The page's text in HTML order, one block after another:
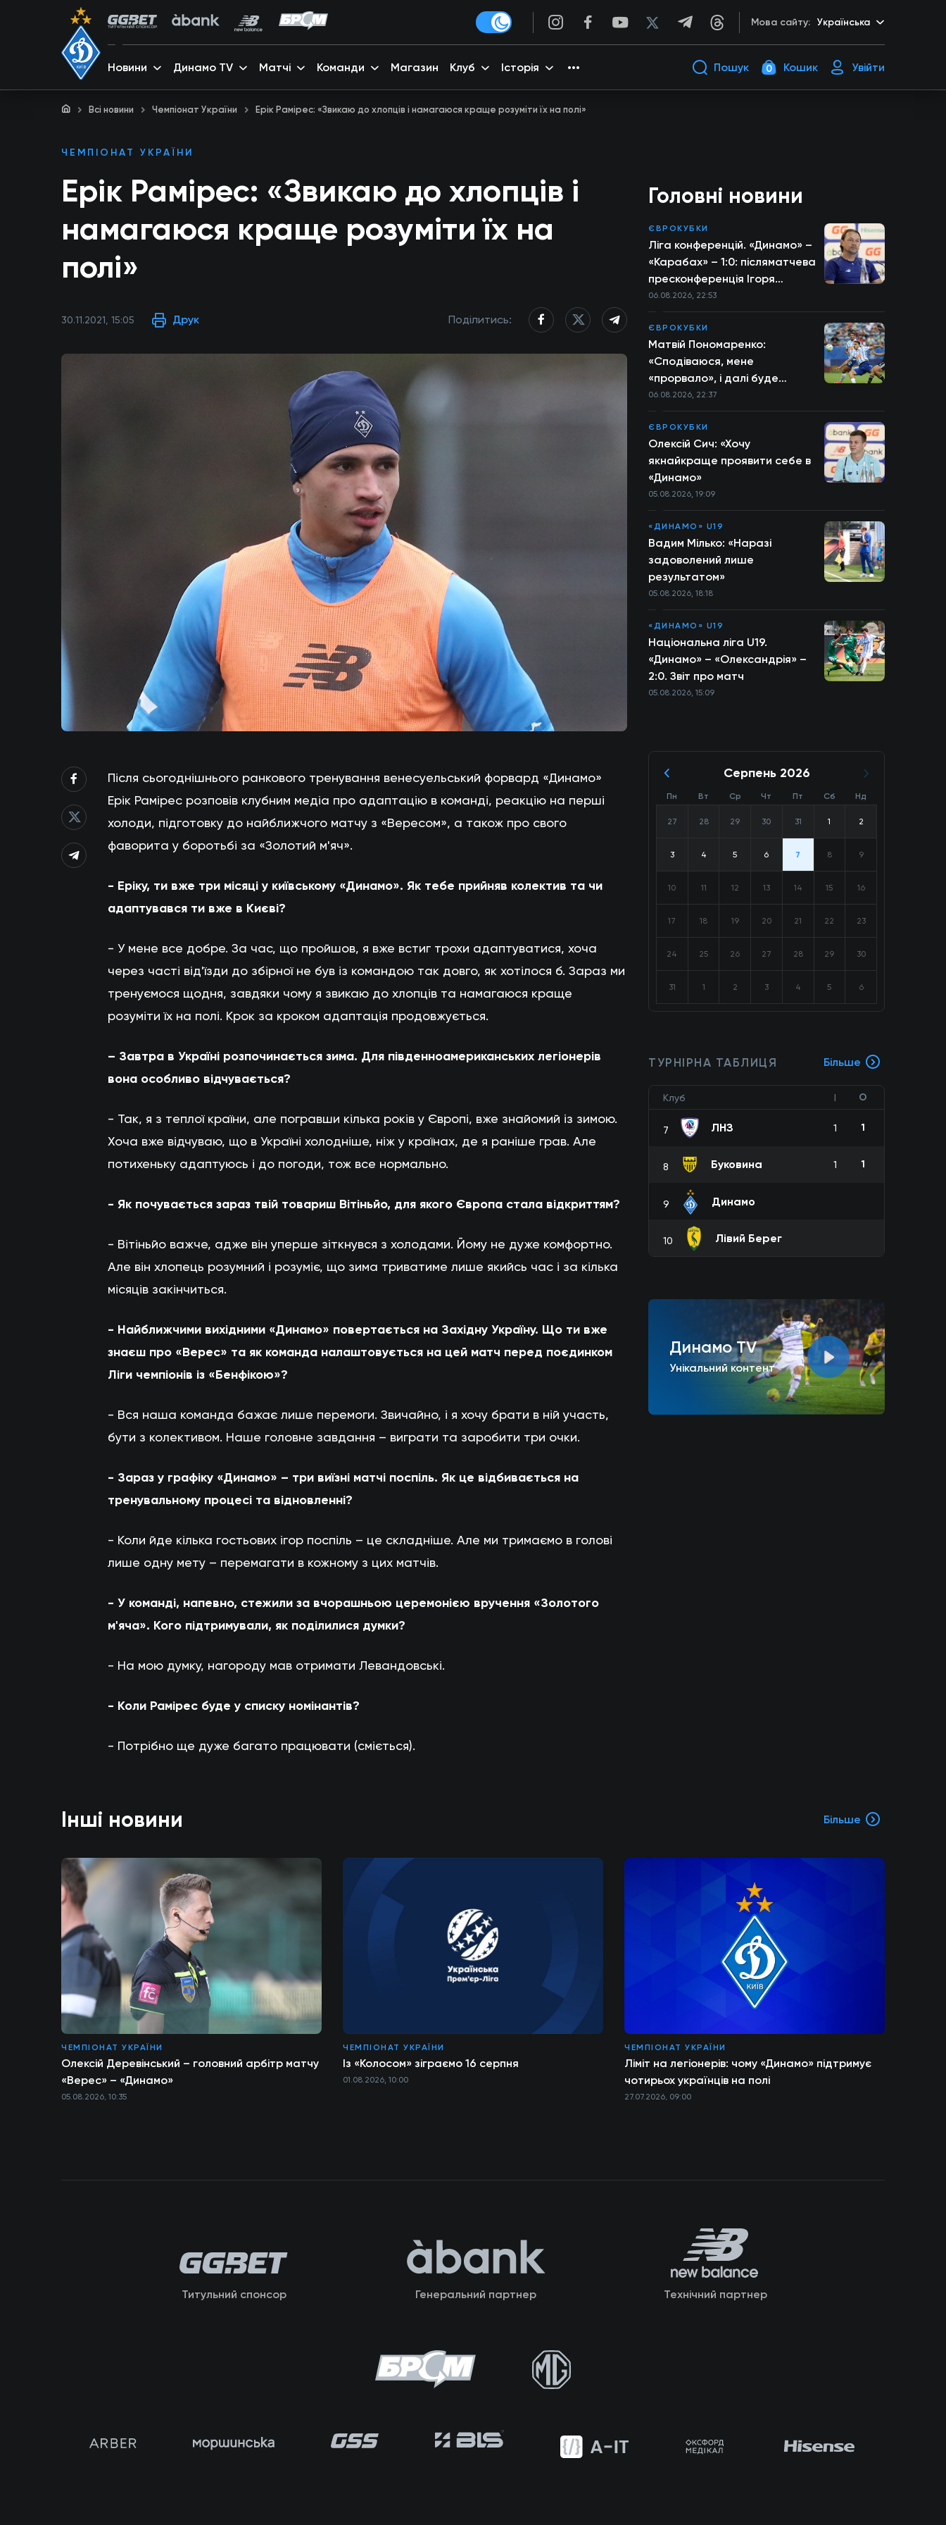
Мова сайту: Українська
Новини Динамо TV Матчі Команди Магазин Клуб Історія Пошук 0 Кошик Увійти
Всі новини Чемпіонат України Ерік Рамірес: «Звикаю до хлопців і намагаюся краще розуміти їх на полі»
ЧЕМПІОНАТ УКРАЇНИ
Ерік Рамірес: «Звикаю до хлопців і
намагаюся краще розуміти їх на
полі»
30.11.2021, 15:05 Друк Поділитись:
Після сьогоднішнього ранкового тренування венесуельський форвард «Динамо»
Ерік Рамірес розповів клубним медіа про адаптацію в команді, реакцію на перші
холоди, підготовку до найближчого матчу з «Вересом», а також про свого
фаворита у боротьбі за «Золотий м'яч».
- Еріку, ти вже три місяці у київському «Динамо». Як тебе прийняв колектив та чи
адаптувався ти вже в Києві?
- У мене все добре. За час, що пройшов, я вже встиг трохи адаптуватися, хоча
через часті від'їзди до збірної не був із командою так довго, як хотілося б. Зараз ми
тренуємося щодня, завдяки чому я звикаю до хлопців та намагаюся краще
розуміти їх на полі. Крок за кроком адаптація продовжується.
– Завтра в Україні розпочинається зима. Для південноамериканських легіонерів
вона особливо відчувається?
- Так, я з теплої країни, але погравши кілька років у Європі, вже знайомий із зимою.
Хоча вже відчуваю, що в Україні холодніше, ніж у країнах, де я раніше грав. Але
потихеньку адаптуюсь і до погоди, тож все нормально.
- Як почувається зараз твій товариш Вітіньйо, для якого Європа стала відкриттям?
- Вітіньйо важче, адже він уперше зіткнувся з холодами. Йому не дуже комфортно.
Але він хлопець розумний і розуміє, що зима триватиме лише якийсь час і за кілька
місяців закінчиться.
- Найближчими вихідними «Динамо» повертається на Західну Україну. Що ти вже
знаєш про «Верес» та як команда налаштовується на цей матч перед поєдинком
Ліги чемпіонів із «Бенфікою»?
- Вся наша команда бажає лише перемоги. Звичайно, і я хочу брати в ній участь,
бути з колективом. Наше головне завдання – виграти та заробити три очки.
- Зараз у графіку «Динамо» – три виїзні матчі поспіль. Як це відбивається на
тренувальному процесі та відновленні?
- Коли йде кілька гостьових ігор поспіль – це складніше. Але ми тримаємо в голові
лише одну мету – перемагати в кожному з цих матчів.
- У команді, напевно, стежили за вчорашньою церемонією вручення «Золотого
м'яча». Кого підтримували, як поділилися думки?
- На мою думку, нагороду мав отримати Левандовські.
- Коли Рамірес буде у списку номінантів?
- Потрібно ще дуже багато працювати (сміється).
Головні новини
ЄВРОКУБКИ
Ліга конференцій. «Динамо» –
«Карабах» – 1:0: післяматчева
пресконференція Ігоря
Костюка
06.08.2026, 22:53
ЄВРОКУБКИ
Матвій Пономаренко:
«Сподіваюся, мене
«прорвало», і далі буде
більше»
06.08.2026, 22:37
ЄВРОКУБКИ
Олексій Сич: «Хочу
якнайкраще проявити себе в
«Динамо»
05.08.2026, 19:09
«ДИНАМО» U19
Вадим Мілько: «Наразі
задоволений лише
результатом»
05.08.2026, 18:18
«ДИНАМО» U19
Національна ліга U19.
«Динамо» – «Олександрія» –
2:0. Звіт про матч
05.08.2026, 15:09
Серпень 2026
Пн Вт Ср Чт Пт Сб Нд
27 28 29 30 31 1 2
3 4 5 6 7 8 9
10 11 12 13 14 15 16
17 18 19 20 21 22 23
24 25 26 27 28 29 30
31 1 2 3 4 5 6
ТУРНІРНА ТАБЛИЦЯ Більше
Клуб І О
7 ЛНЗ 1 1
8 Буковина 1 1
9 Динамо
10 Лівий Берег
Динамо TV
Унікальний контент
Інші новини Більше
ЧЕМПІОНАТ УКРАЇНИ
Олексій Деревінський – головний арбітр матчу
«Верес» – «Динамо»
05.08.2026, 10:35
ЧЕМПІОНАТ УКРАЇНИ
Із «Колосом» зіграємо 16 серпня
01.08.2026, 10:00
ЧЕМПІОНАТ УКРАЇНИ
Ліміт на легіонерів: чому «Динамо» підтримує
чотирьох українців на полі
27.07.2026, 09:00
Титульний спонсор Генеральний партнер Технічний партнер